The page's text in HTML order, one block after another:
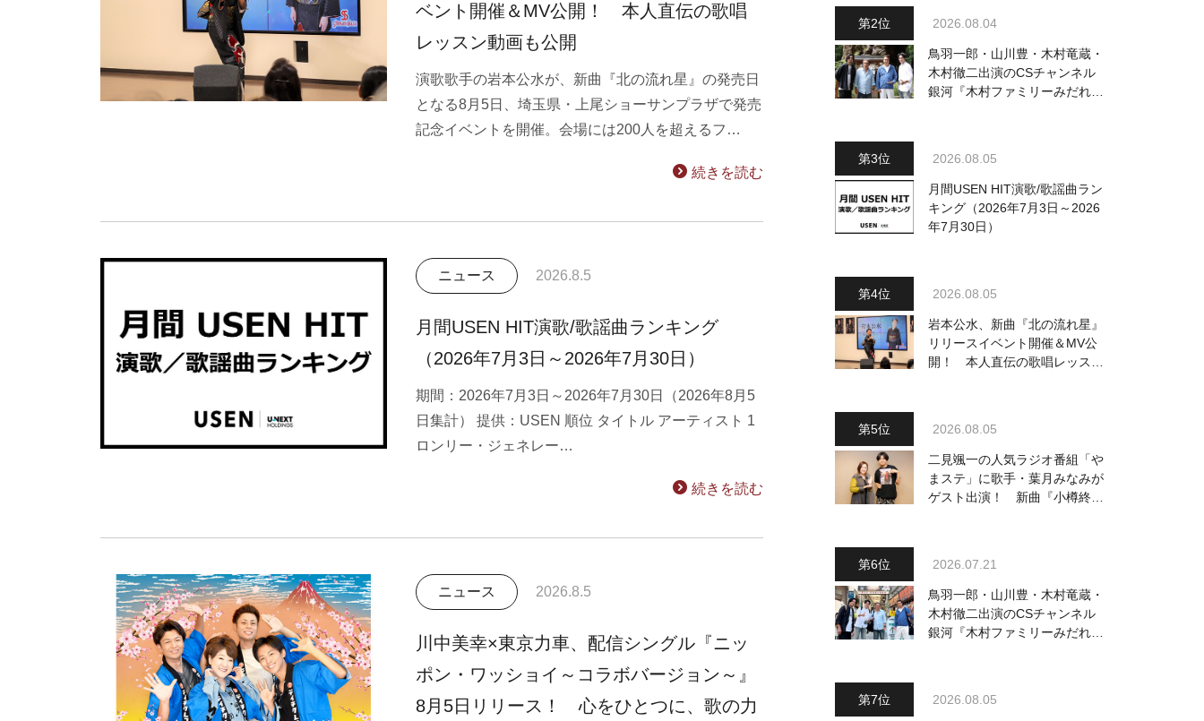
ベント開催＆MV公開！ 本人直伝の歌唱
レッスン動画も公開
演歌歌手の岩本公水が、新曲『北の流れ星』の発売日
となる8月5日、埼玉県・上尾ショーサンプラザで発売
記念イベントを開催。会場には200人を超えるフ…
続きを読む
ニュース 2026.8.5
月間USEN HIT演歌/歌謡曲ランキング
（2026年7月3日～2026年7月30日）
期間：2026年7月3日～2026年7月30日（2026年8月5
日集計） 提供：USEN 順位 タイトル アーティスト 1
ロンリー・ジェネレー…
続きを読む
ニュース 2026.8.5
川中美幸×東京力車、配信シングル『ニッ
ポン・ワッショイ～コラボバージョン～』
8月5日リリース！ 心をひとつに、歌の力
2026.08.04
鳥羽一郎・山川豊・木村竜蔵・
木村徹二出演のCSチャンネル
銀河『木村ファミリーみだれ旅
2026.08.05
月間USEN HIT演歌/歌謡曲ラン
キング（2026年7月3日～2026
年7月30日）
2026.08.05
岩本公水、新曲『北の流れ星』
リリースイベント開催＆MV公
開！ 本人直伝の歌唱レッスン
2026.08.05
二見颯一の人気ラジオ番組「や
まステ」に歌手・葉月みなみが
ゲスト出演！ 新曲『小樽終着
2026.07.21
鳥羽一郎・山川豊・木村竜蔵・
木村徹二出演のCSチャンネル
銀河『木村ファミリーみだれ旅
2026.08.05